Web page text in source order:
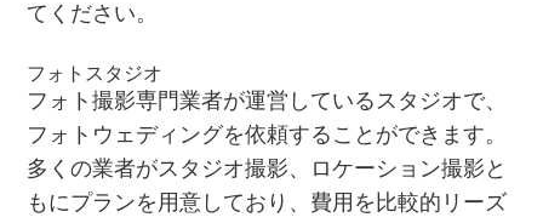
てください。
フォトスタジオ
フォト撮影専門業者が運営しているスタジオで、
フォトウェディングを依頼することができます。
多くの業者がスタジオ撮影、ロケーション撮影と
もにプランを用意しており、費用を比較的リーズ